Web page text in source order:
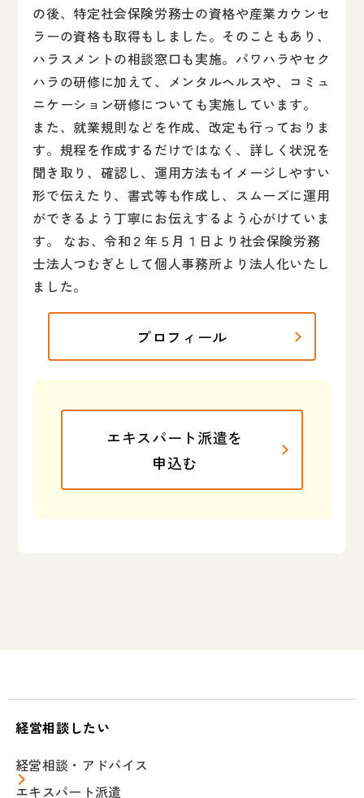
の後、特定社会保険労務士の資格や産業カウンセ
ラーの資格も取得もしました。そのこともあり、
ハラスメントの相談窓口も実施。パワハラやセク
ハラの研修に加えて、メンタルヘルスや、コミュ
ニケーション研修についても実施しています。
また、就業規則などを作成、改定も行っておりま
す。規程を作成するだけではなく、詳しく状況を
聞き取り、確認し、運用方法もイメージしやすい
形で伝えたり、書式等も作成し、スムーズに運用
ができるよう丁寧にお伝えするよう心がけていま
す。 なお、令和２年５月１日より社会保険労務
士法人つむぎとして個人事務所より法人化いたし
ました。
プロフィール
エキスパート派遣を
申込む
経営相談したい
経営相談・アドバイス
エキスパート派遣